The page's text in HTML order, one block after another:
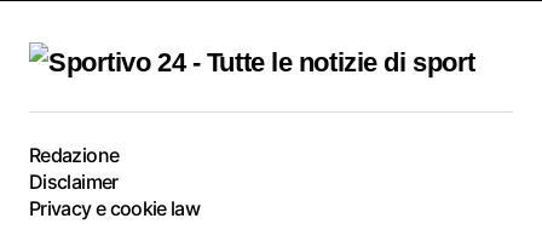
Redazione
Disclaimer
Privacy e cookie law